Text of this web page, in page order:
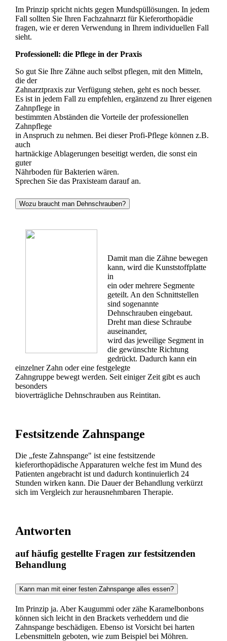
Im Prinzip spricht nichts gegen Mundspüllösungen. In jedem
Fall sollten Sie Ihren Fachzahnarzt für Kieferorthopädie
fragen, wie er deren Verwendung in Ihrem individuellen Fall
sieht.
Professionell: die Pflege in der Praxis
So gut Sie Ihre Zähne auch selbst pflegen, mit den Mitteln,
die der
Zahnarztpraxis zur Verfügung stehen, geht es noch besser.
Es ist in jedem Fall zu empfehlen, ergänzend zu Ihrer eigenen
Zahnpflege in
bestimmten Abständen die Vorteile der professionellen
Zahnpflege
in Anspruch zu nehmen. Bei dieser Profi-Pflege können z.B.
auch
hartnäckige Ablagerungen beseitigt werden, die sonst ein
guter
Nährboden für Bakterien wären.
Sprechen Sie das Praxisteam darauf an.
Wozu braucht man Dehnschrauben?
Damit man die Zähne bewegen
kann, wird die Kunststoffplatte
in
ein oder mehrere Segmente
geteilt. An den Schnittstellen
sind sogenannte
Dehnschrauben eingebaut.
Dreht man diese Schraube
auseinander,
wird das jeweilige Segment in
die gewünschte Richtung
gedrückt. Dadurch kann ein
einzelner Zahn oder eine festgelegte
Zahngruppe bewegt werden. Seit einiger Zeit gibt es auch
besonders
bioverträgliche Dehnschrauben aus Reintitan.
Festsitzende Zahnspange
Die „feste Zahnspange" ist eine festsitzende
kieferorthopädische Apparaturen welche fest im Mund des
Patienten angebracht ist und dadurch kontinuierlich 24
Stunden wirken kann. Die Dauer der Behandlung verkürzt
sich im Vergleich zur herausnehmbaren Therapie.
Antworten
auf häufig gestellte Fragen zur festsitzenden
Behandlung
Kann man mit einer festen Zahnspange alles essen?
Im Prinzip ja. Aber Kaugummi oder zähe Karamelbonbons
können sich leicht in den Brackets verheddern und die
Zahnspange beschädigen. Ebenso ist Vorsicht bei harten
Lebensmitteln geboten, wie zum Beispiel bei Möhren.